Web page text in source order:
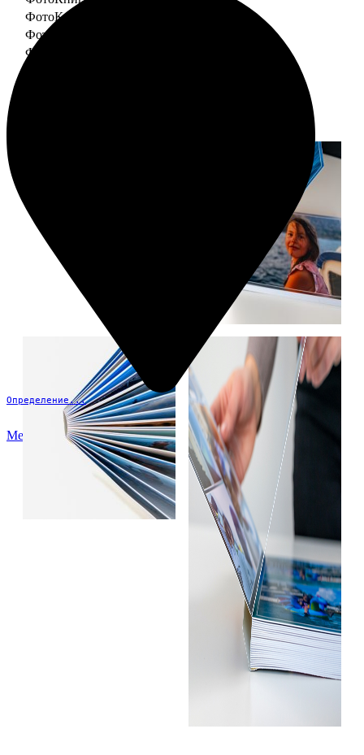
Определение...
Меню
ФотоКнига "Слим" 20x20
ФотоКнига "Слим" 20x30
ФотоКнига "Слим" 25x25